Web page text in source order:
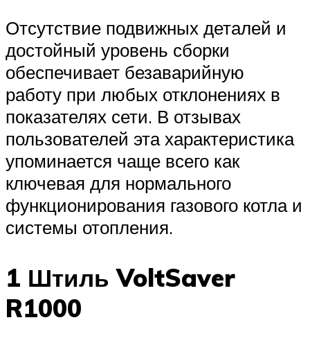
Отсутствие подвижных деталей и
достойный уровень сборки
обеспечивает безаварийную
работу при любых отклонениях в
показателях сети. В отзывах
пользователей эта характеристика
упоминается чаще всего как
ключевая для нормального
функционирования газового котла и
системы отопления.
1 Штиль VoltSaver
R1000